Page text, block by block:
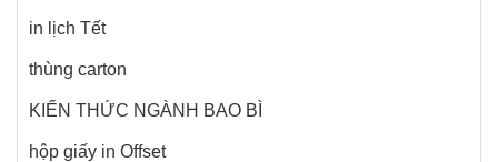
in lịch Tết
thùng carton
KIẾN THỨC NGÀNH BAO BÌ
hộp giấy in Offset